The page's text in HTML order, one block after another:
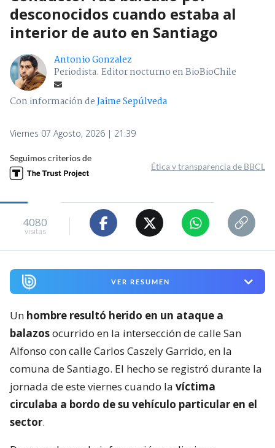
desconocidos cuando estaba al
interior de auto en Santiago
Antonio Gonzalez
Periodista. Editor nocturno en BioBioChile
Con información deJaime Sepúlveda
Viernes 07 Agosto, 2026 | 21:39
Seguimos criterios de
Ética y transparencia de BBCL
4080
visitas
VER RESUMEN
Un hombre resultó herido en un ataque a
balazosocurrido en la intersección de calle San
Alfonso con calle Carlos Caszely Garrido, en la
comuna de Santiago. El hecho se registró durante la
jornada de este viernes cuando la víctima
circulaba a bordo de su vehículo particular en el
sector.